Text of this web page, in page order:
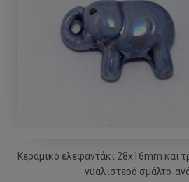
Κεραμικό ελεφαντάκι 28x16mm και
γυαλιστερό σμάλτο-